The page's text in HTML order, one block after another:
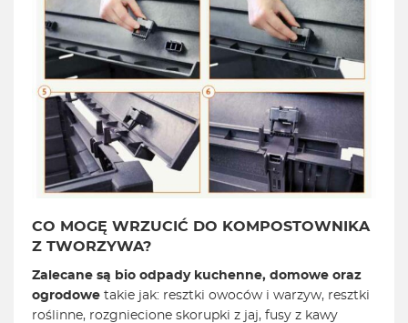
CO MOGĘ WRZUCIĆ DO KOMPOSTOWNIKA
Z TWORZYWA?
Zalecane są bio odpady kuchenne, domowe oraz
ogrodowe takie jak: resztki owoców i warzyw, resztki
roślinne, rozgniecione skorupki z jaj, fusy z kawy